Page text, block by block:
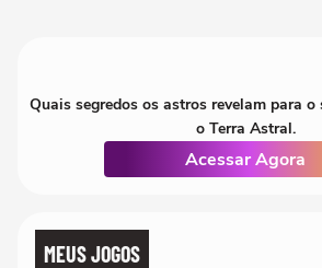
Quais segredos os astros revelam para o
o Terra Astral.
Acessar Agora
MEUS JOGOS